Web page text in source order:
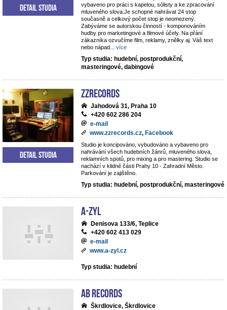
vybaveno pro práci s kapelou, sólisty a ke zpracování
mluveného slova.Je schopné nahrávat 24 stop
současně a celkový počet stop je neomezený.
Zabýváme se autorskou činností - komponováním
hudby pro marketingové a filmové účely. Na přání
zákazníka ozvučíme film, reklamy, znělky aj. Váš text
nebo nápad
více
Typ studia: hudební, postprodukční,
masteringové, dabingové
Detail studia
ZZrecords
Jahodová 31, Praha 10
+420 602 286 204
e-mail
www.zzrecords.cz, Facebook
Studio je koncipováno, vybudováno a vybaveno pro
nahrávání všech hudebních žánrů, mluveného slova,
reklamních spotů, pro mixing a pro mastering. Studio se
nachází v klidné části Prahy 10 - Zahradní Město.
Parkování je zajištěno.
Typ studia: hudební, postprodukční, masteringové
Detail studia
A-ZYL
Denisova 133/6, Teplice
+420 602 413 029
e-mail
www.a-zyl.cz
Typ studia: hudební
AB records
Škrdlovice, Škrdlovice